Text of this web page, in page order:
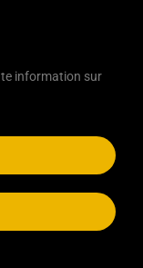
information sur